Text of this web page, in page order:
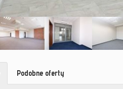
Podobne oferty